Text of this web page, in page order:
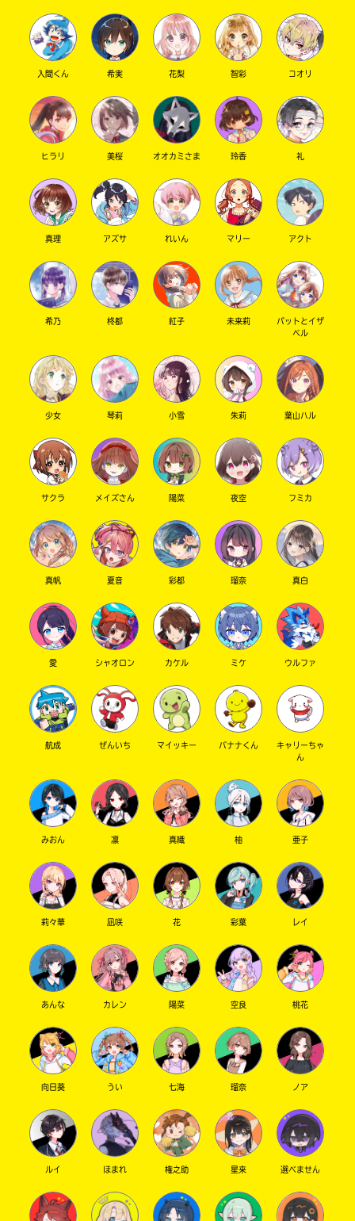
キーワードから探す
オフィシャルアカウント
SNSでシェアする
入間くん 希実 花梨 智彩 コオリ
ヒラリ 美桜 オオカミさま 玲香 礼
真理 アズサ れいん マリー アクト
希乃 柊都 紅子 未来莉
パットとイザ
ベル
少女 琴莉 小雪 朱莉 葉山ハル
サクラ メイズさん 陽菜 夜空 フミカ
真帆 夏音 彩都 瑠奈 真白
愛 シャオロン カケル ミケ ウルファ
航成 ぜんいち マイッキー バナナくん
キャリーちゃ
ん
みおん 凛 真織 柚 亜子
莉々華 凪咲 花 彩葉 レイ
あんな カレン 陽菜 空良 桃花
向日葵 うい 七海 瑠奈 ノア
ルイ ほまれ 権之助 星来 選べません